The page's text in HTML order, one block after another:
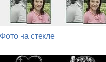
Фото на стекле